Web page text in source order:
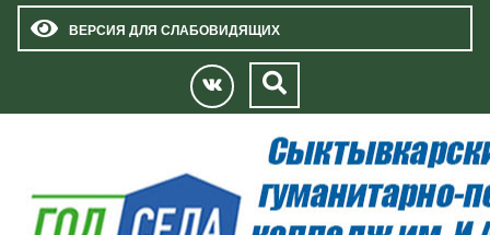
ВЕРСИЯ ДЛЯ СЛАБОВИДЯЩИХ